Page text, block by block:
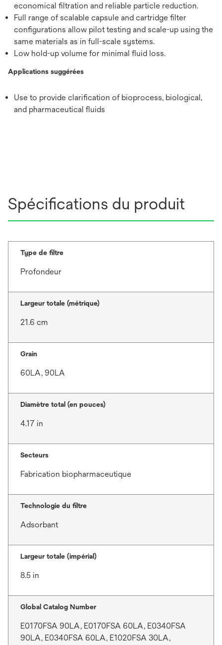
economical filtration and reliable particle reduction.
Full range of scalable capsule and cartridge filter
configurations allow pilot testing and scale-up using the
same materials as in full-scale systems.
Low hold-up volume for minimal fluid loss.
Applications suggérées
Use to provide clarification of bioprocess, biological,
and pharmaceutical fluids
Spécifications du produit
Type de filtre
Profondeur
Largeur totale (métrique)
21.6 cm
Grain
60LA, 90LA
Diamètre total (en pouces)
4.17 in
Secteurs
Fabrication biopharmaceutique
Technologie du filtre
Adsorbant
Largeur totale (impérial)
8.5 in
Global Catalog Number
E0170FSA 90LA, E0170FSA 60LA, E0340FSA
90LA, E0340FSA 60LA, E1020FSA 30LA,